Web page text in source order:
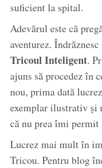
suficient la spital.
Adevărul este că
aventurez.
Tricoul Inteligent.
ajuns să procedez în
nou, prima dată
exemplar ilustrativ și
că nu prea îmi
Lucrez mai mult în
Tricou. Pentru blog